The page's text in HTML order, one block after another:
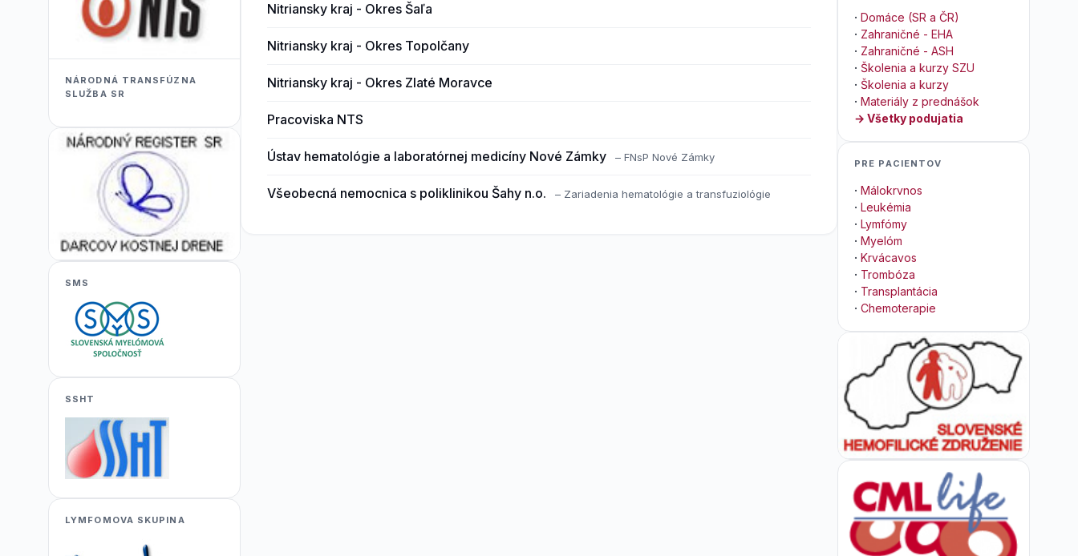
Nitriansky kraj - Okres Šaľa
Nitriansky kraj - Okres Topolčany
Nitriansky kraj - Okres Zlaté Moravce
Pracoviska NTS
Ústav hematológie a laboratórnej medicíny Nové Zámky – FNsP Nové Zámky
Všeobecná nemocnica s poliklinikou Šahy n.o. – Zariadenia hematológie a transfuziológie
NÁRODNÁ TRANSFÚZNA
SLUŽBA SR
SMS
SSHT
LYMFOMOVA SKUPINA
· Domáce (SR a ČR)
· Zahraničné - EHA
· Zahraničné - ASH
· Školenia a kurzy SZU
· Školenia a kurzy
· Materiály z prednášok
→ Všetky podujatia
PRE PACIENTOV
· Málokrvnos
· Leukémia
· Lymfómy
· Myelóm
· Krvácavos
· Trombóza
· Transplantácia
· Chemoterapie